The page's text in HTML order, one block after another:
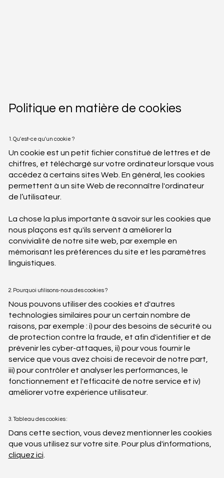
Politique en matière de cookies
1. Qu'est-ce qu'un cookie ?
Un cookie est un petit fichier constitué de lettres et de
chiffres, et téléchargé sur votre ordinateur lorsque vous
accédez à certains sites Web. En général, les cookies
permettent à un site Web de reconnaître l'ordinateur
de l’utilisateur.
La chose la plus importante à savoir sur les cookies que
nous plaçons est qu'ils servent à améliorer la
convivialité de notre site web, par exemple en
mémorisant les préférences du site et les paramètres
linguistiques.
2. Pourquoi utilisons-nous des cookies ?
Nous pouvons utiliser des cookies et d'autres
technologies similaires pour un certain nombre de
raisons, par exemple : i) pour des besoins de sécurité ou
de protection contre la fraude, et afin d'identifier et de
prévenir les cyber-attaques, ii) pour vous fournir le
service que vous avez choisi de recevoir de notre part,
iii) pour contrôler et analyser les performances, le
fonctionnement et l'efficacité de notre service et iv)
améliorer votre expérience utilisateur.
3. Tableau des cookies :
Dans cette section, vous devez mentionner les cookies
que vous utilisez sur votre site. Pour plus d'informations,
cliquez ici.